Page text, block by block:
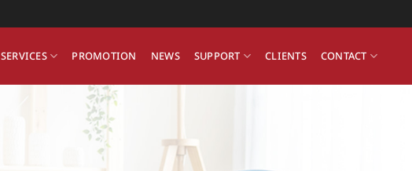
PROMOTION NEWS SUPPORT CLIENTS CONTACT